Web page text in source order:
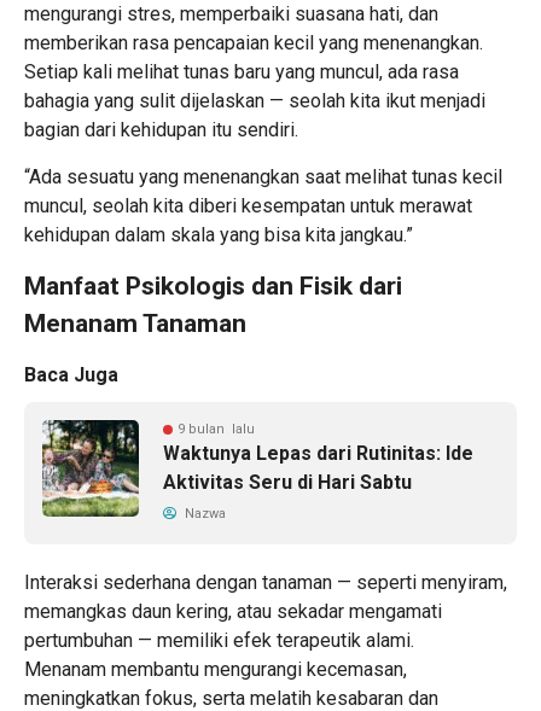
mengurangi stres, memperbaiki suasana hati, dan
memberikan rasa pencapaian kecil yang menenangkan.
Setiap kali melihat tunas baru yang muncul, ada rasa
bahagia yang sulit dijelaskan — seolah kita ikut menjadi
bagian dari kehidupan itu sendiri.
“Ada sesuatu yang menenangkan saat melihat tunas kecil
muncul, seolah kita diberi kesempatan untuk merawat
kehidupan dalam skala yang bisa kita jangkau.”
Manfaat Psikologis dan Fisik dari
Menanam Tanaman
Baca Juga
9 bulan lalu
Waktunya Lepas dari Rutinitas: Ide
Aktivitas Seru di Hari Sabtu
Nazwa
Interaksi sederhana dengan tanaman — seperti menyiram,
memangkas daun kering, atau sekadar mengamati
pertumbuhan — memiliki efek terapeutik alami.
Menanam membantu mengurangi kecemasan,
meningkatkan fokus, serta melatih kesabaran dan